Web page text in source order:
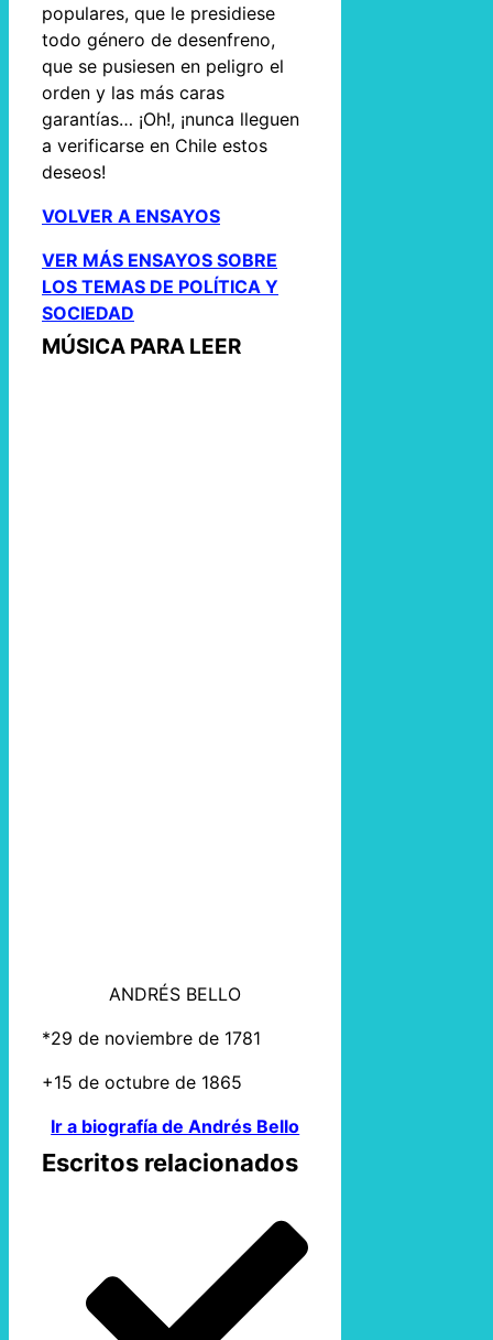
populares, que le presidiese
todo género de desenfreno,
que se pusiesen en peligro el
orden y las más caras
garantías… ¡Oh!, ¡nunca lleguen
a verificarse en Chile estos
deseos!
VOLVER A ENSAYOS
VER MÁS ENSAYOS SOBRE
LOS TEMAS DE POLÍTICA Y
SOCIEDAD
MÚSICA PARA LEER
ANDRÉS BELLO
*29 de noviembre de 1781
+15 de octubre de 1865
Ir a biografía de Andrés Bello
Escritos relacionados